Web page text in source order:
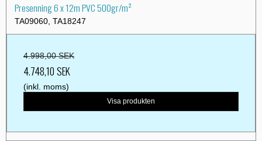
Presenning 6 x 12m PVC 500gr/m²
TA09060, TA18247
4.998,00 SEK
4.748,10 SEK
(inkl. moms)
Visa produkten